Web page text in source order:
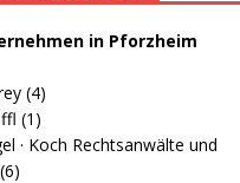
in Pforzheim
(4)
(1)
· Koch Rechtsanwälte und